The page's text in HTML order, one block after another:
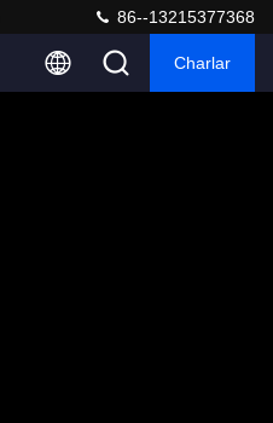
86--13215377368
Charlar